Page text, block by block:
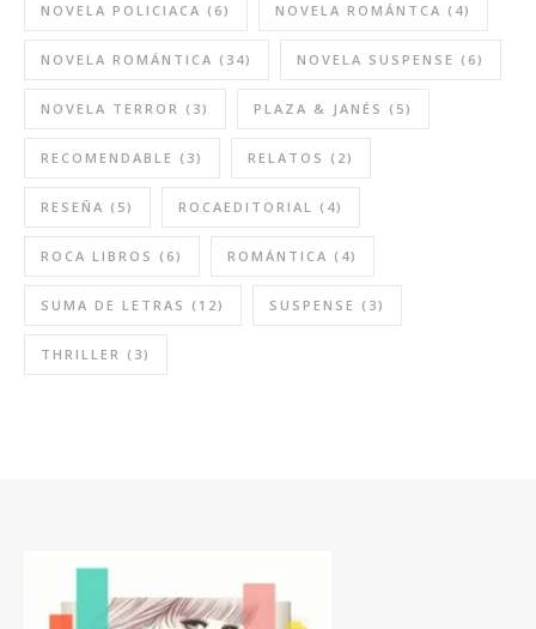
NOVELA POLICIACA (6) NOVELA ROMÁNTCA (4)
NOVELA ROMÁNTICA (34) NOVELA SUSPENSE (6)
NOVELA TERROR (3) PLAZA & JANÉS (5)
RECOMENDABLE (3) RELATOS (2)
RESEÑA (5) ROCAEDITORIAL (4)
ROCA LIBROS (6) ROMÁNTICA (4)
SUMA DE LETRAS (12) SUSPENSE (3)
THRILLER (3)